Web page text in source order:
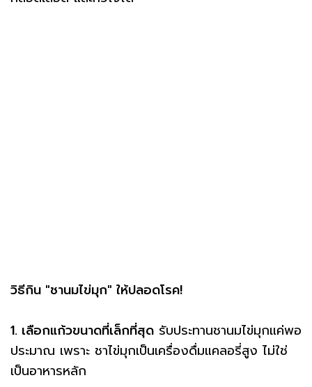
วิธีกิน "ชานมไข่มุก" ให้ปลอดโรค!
1. เลือกแก้วขนาดที่เล็กที่สุด รับประทานชานมไข่มุกแค่พอ
ประมาณ เพราะ ชาไข่มุกเป็นเครื่องดื่มแคลอรี่สูง ไม่ใช่
เป็นอาหารหลัก